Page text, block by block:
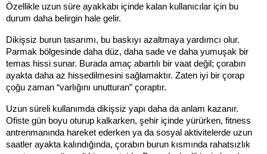
Özellikle uzun süre ayakkabı içinde kalan kullanıcılar için bu
durum daha belirgin hale gelir.
Dikişsiz burun tasarımı, bu baskıyı azaltmaya yardımcı olur.
Parmak bölgesinde daha düz, daha sade ve daha yumuşak bir
temas hissi sunar. Burada amaç abartılı bir vaat değil; çorabın
ayakta daha az hissedilmesini sağlamaktır. Zaten iyi bir çorap
çoğu zaman “varlığını unutturan” çoraptır.
Uzun süreli kullanımda dikişsiz yapı daha da anlam kazanır.
Ofiste gün boyu oturup kalkarken, şehir içinde yürürken, fitness
antrenmanında hareket ederken ya da sosyal aktivitelerde uzun
saatler ayakta kalındığında, çorabın burun kısmında rahatsızlık